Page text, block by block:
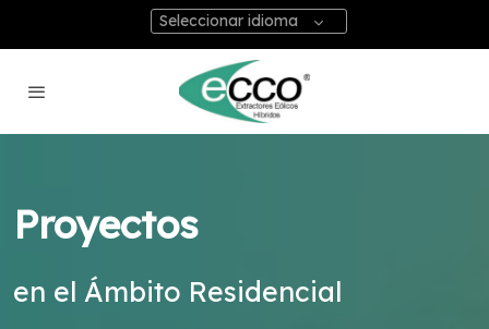
Seleccionar idioma
Proyectos
en el Ámbito Residencial